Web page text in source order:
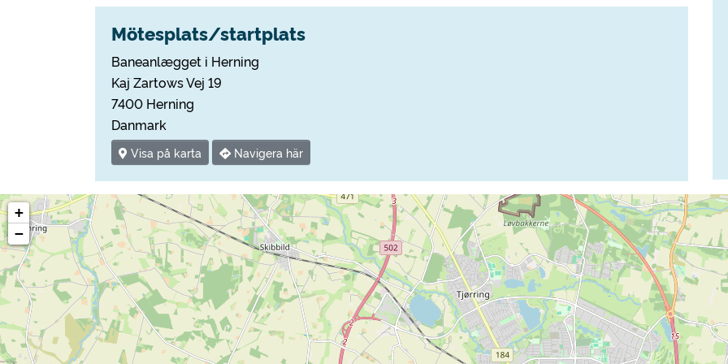
Mötesplats/startplats
Baneanlægget i Herning
Kaj Zartows Vej 19
7400 Herning
Danmark
Visa på karta Navigera här
+
−